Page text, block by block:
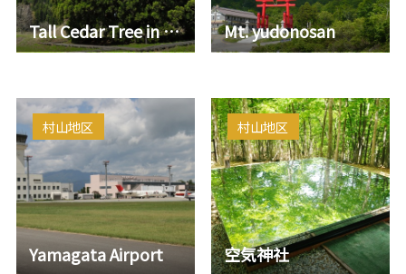
Tall Cedar Tree in Kosugi Mt. yudonosan
Yamagata Airport
村山地区
空気神社
村山地区